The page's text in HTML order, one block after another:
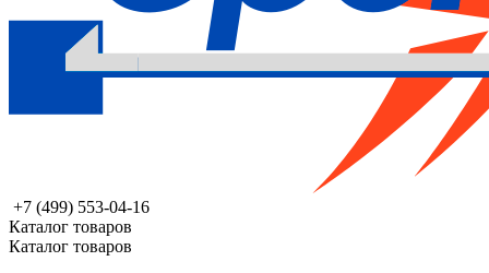
+7 (499) 553-04-16
Каталог товаров
Каталог товаров